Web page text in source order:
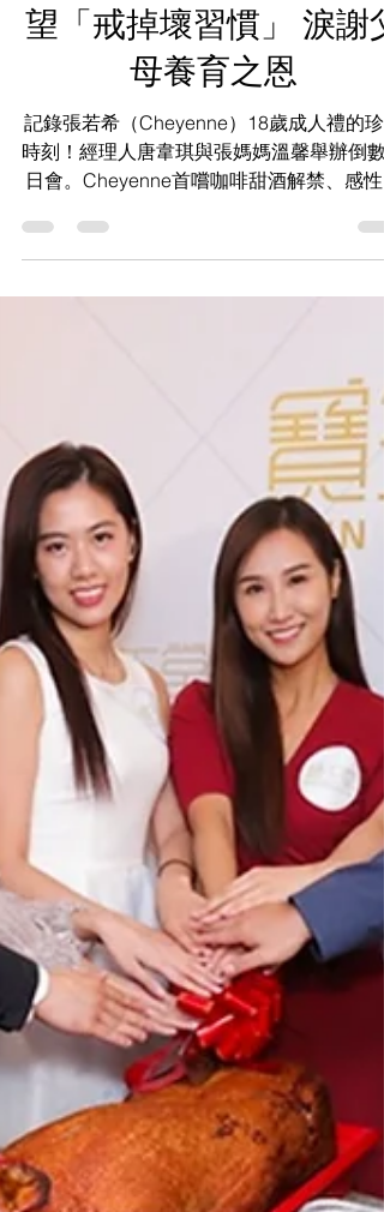
迎接18歲成人禮！生日願
望「戒掉壞習慣」 淚謝父
母養育之恩
記錄張若希（Cheyenne）18歲成人禮的珍
時刻！經理人唐韋琪與張媽媽溫馨舉辦倒數
日會。Cheyenne首嚐咖啡甜酒解禁、感性
謝父母養育之恩，並許下真實的成長生日願